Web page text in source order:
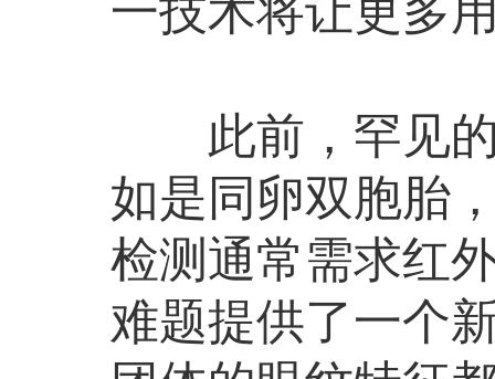
一技术将让更多
此前，罕见的
如是同卵双胞胎
检测通常需求红
难题提供了一个